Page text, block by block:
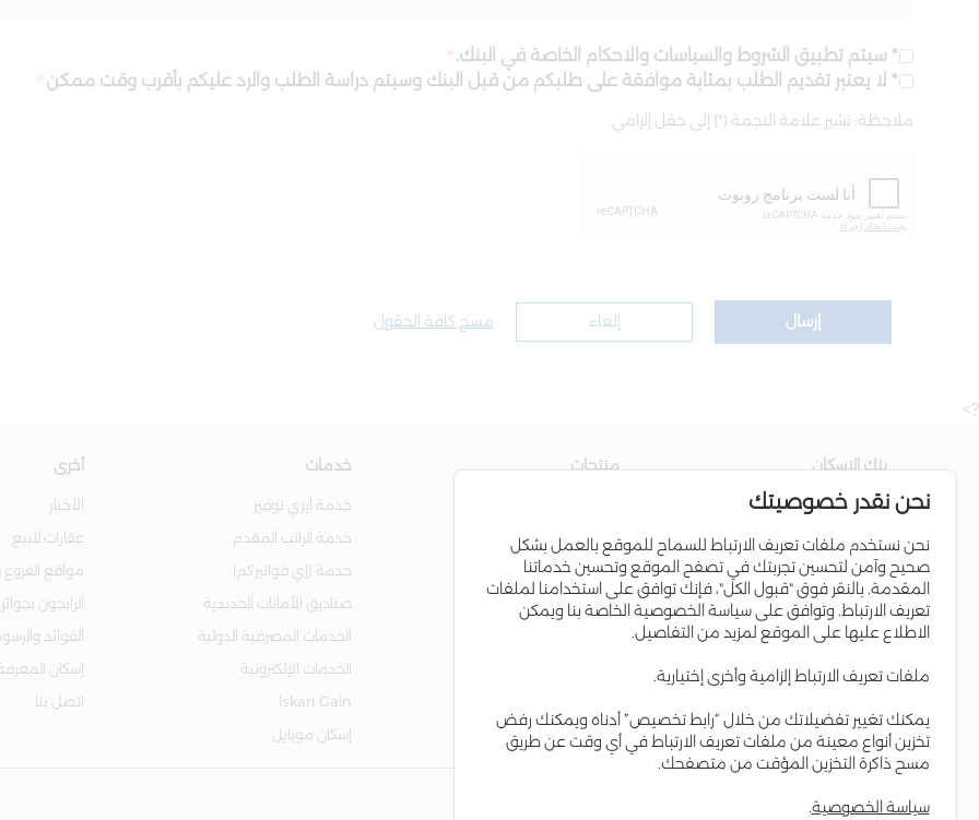
* سيتم تطبيق الشروط والسياسات والاحكام الخاصة في البنك.
* لا يعتبر تقديم الطلب بمثابة موافقة على طلبكم من قبل البنك وسيتم دراسة الطلب والرد عليكم بأقرب وقت ممكن
ملاحظة: تشير علامة النجمة (*) إلى حقل إلزامي.
إرسال إلغاء مسح كافة الحقول
?>
بنك الاسكان
عن البنك
مجلس الإدارة
إدارة البنك
علاقات المستثمرين
التواجد الإقليمي
المسؤولية الاجتماعية
العمل لدى البنك
منتجات
القروض السكنية
برامج الائتمان
البطاقات الإئتمانية
حساب مستقبلي
خدمات
خدمة ايزي توفير
خدمة الراتب المقدم
خدمة (إي فواتيركم)
صناديق الأمانات الحديدية
الخدمات المصرفية الدولية
الخدمات الإلكترونية
Iskan Gain
إسكان موبايل
أخرى
الأخبار
عقارات للبيع
مواقع الفروع
الرابحون
الفوائد
إسكان
اتصل بنا
نحن نقدر خصوصيتك
نحن نستخدم ملفات تعريف الارتباط للسماح للموقع بالعمل بشكل
صحيح وآمن لتحسين تجربتك في تصفح الموقع وتحسين خدماتنا
المقدمة. بالنقر فوق "قبول الكل"، فإنك توافق على استخدامنا لملفات
تعريف الارتباط. وتوافق على سياسة الخصوصية الخاصة بنا ويمكن
الاطلاع عليها على الموقع لمزيد من التفاصيل.
ملفات تعريف الارتباط إلزامية وأخرى إختيارية.
يمكنك تغيير تفضيلاتك من خلال “رابط تخصيص” أدناه ويمكنك رفض
تخزين أنواع معينة من ملفات تعريف الارتباط في أي وقت عن طريق
مسح ذاكرة التخزين المؤقت من متصفحك.
سياسة الخصوصية.